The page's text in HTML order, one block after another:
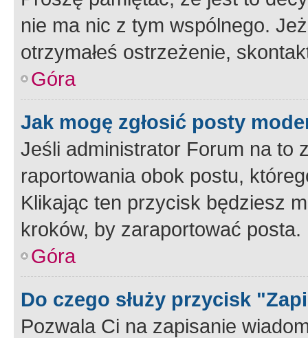
nie ma nic z tym wspólnego.
otrzymałeś ostrzeżenie,
Góra
Jak mogę zgłosić posty
Jeśli administrator Forum na to
raportowania obok postu,
Klikając ten przycisk będziesz
kroków, by zaraportować posta.
Góra
Do czego służy przycisk
Pozwala Ci na zapisanie